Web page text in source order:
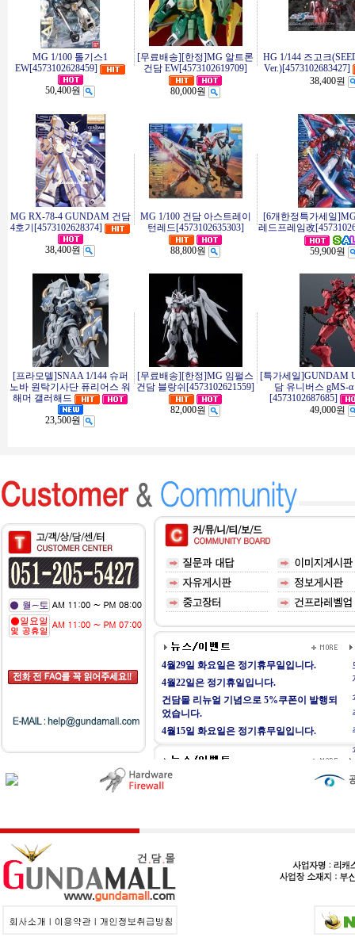
MG 1/100 톨기스1
EW[4573102628459]
50,400원
[무료배송][한정]MG 알트론
건담 EW[4573102619709]
80,000원
HG 1/144 즈고크
Ver.)[4573102683427]
38,400원
MG RX-78-4 GUNDAM 건담
4호기[4573102628374]
38,400원
MG 1/100 건담 아스트레이
턴레드[4573102635303]
88,800원
[6개한정특가세일
레드프레임改
59,900원
[프라모델]SNAA 1/144 슈퍼
노바 원탁기사단 퓨리어스 워
해머 갤러해드
23,500원
[무료배송][한정]MG 임펄스
건담 블랑쉬[4573102621559]
82,000원
[특가세일]GUNDAM
담 유니버스 gMS-
[4573102687685]
49,000원
4월29일 화요일은 정기휴무일입니다.
4월22일은 정기휴일입니다.
건담몰 리뉴얼 기념으로 5%쿠폰이 발행되
었습니다.
4월15일 화요일은 정기휴무일입니다.